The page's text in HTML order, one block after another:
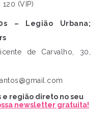
(VIP)
– Legião Urbana;
de Carvalho, 30,
e região direto no seu
newsletter gratuita!